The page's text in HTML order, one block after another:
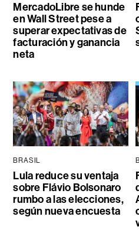
MercadoLibre se hunde
en Wall Street pese a
superar expectativas de
facturación y ganancia
neta
BRASIL
Lula reduce su ventaja
sobre Flávio Bolsonaro
rumbo a las elecciones,
según nueva encuesta